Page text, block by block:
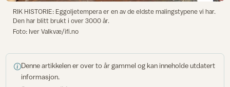
RIK HISTORIE: Eggoljetempera er en av de eldste malingstypene vi har.
Den har blitt brukt i over 3000 år.
Foto: Iver Valkvæ/ifi.no
Denne artikkelen er over to år gammel og kan inneholde utdatert
informasjon.